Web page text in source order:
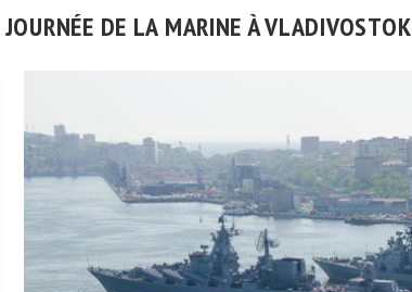
JOURNÉE DE LA MARINE À VLADIVOSTOK